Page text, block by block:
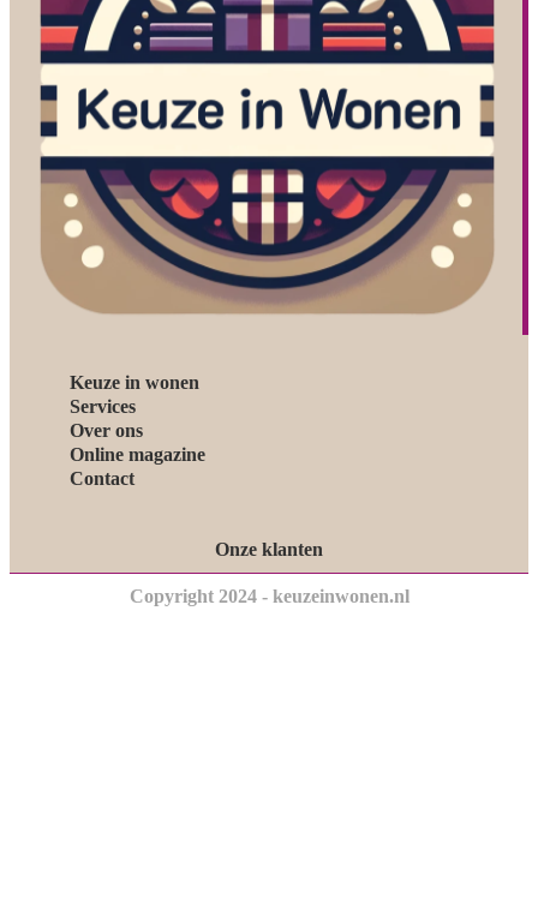
Keuze in wonen
Services
Over ons
Online magazine
Contact
Onze klanten
Copyright 2024 - keuzeinwonen.nl